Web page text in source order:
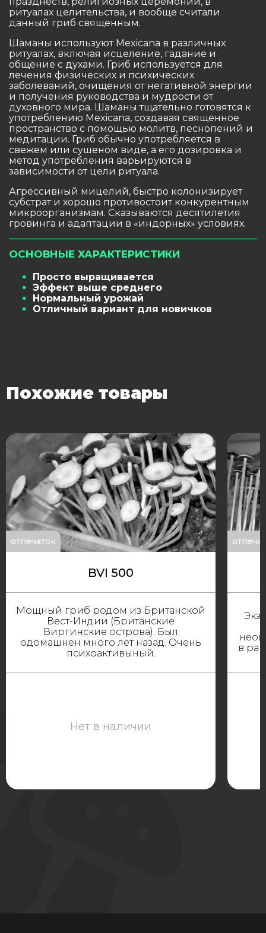
ритуалах целительства, и вообще считали
данный гриб священным.
Шаманы используют Mexicana в различных
ритуалах, включая исцеление, гадание и
общение с духами. Гриб используется для
лечения физических и психических
заболеваний, очищения от негативной энергии
и получения руководства и мудрости от
духовного мира. Шаманы тщательно готовятся к
употреблению Mexicana, создавая священное
пространство с помощью молитв, песнопений и
медитации. Гриб обычно употребляется в
свежем или сушеном виде, а его дозировка и
метод употребления варьируются в
зависимости от цели ритуала.
Агрессивный мицелий, быстро колонизирует
субстрат и хорошо противостоит конкурентным
микроорганизмам. Сказываются десятилетия
гровинга и адаптации в «индорных» условиях.
ОСНОВНЫЕ ХАРАКТЕРИСТИКИ
Просто выращивается
Эффект выше среднего
Нормальный урожай
Отличный вариант для новичков
Похожие товары
отпечаток
BVI 500
Мощный гриб родом из Британской
Вест-Индии (Британские
Виргинские острова). Был
одомашнен много лет назад. Очень
психоактивыный.
Нет в наличии
в